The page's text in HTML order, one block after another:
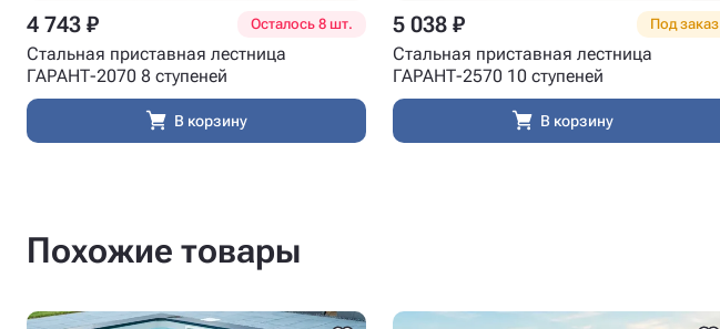
4 743 ₽ Осталось 8 шт.
Стальная приставная лестница
ГАРАНТ-2070 8 ступеней
В корзину
5 038 ₽ Под заказ
Стальная приставная лестница
ГАРАНТ-2570 10 ступеней
В корзину
Похожие товары